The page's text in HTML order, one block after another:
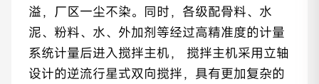
溢，厂区一尘不染。同时，各级配骨料、水
泥、粉料、水、外加剂等经过高精准度的计量
系统计量后进入搅拌主机， 搅拌主机采用立轴
设计的逆流行星式双向搅拌，具有更加复杂的